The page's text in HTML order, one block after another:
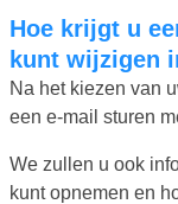
Hoe krijgt u een ticket en hoe u uw ticket
kunt wijzigen
Na het kiezen van
een e-mail sturen
We zullen u ook
kunt opnemen en